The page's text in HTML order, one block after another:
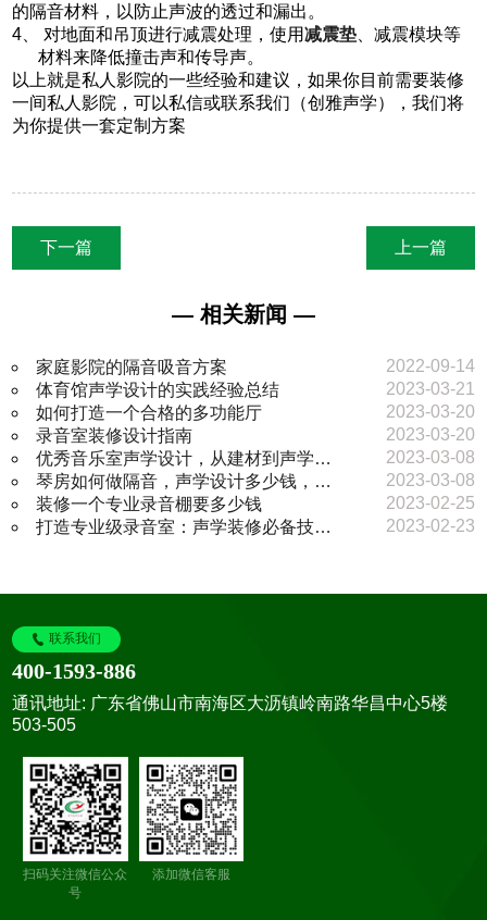
的隔音材料，以防止声波的透过和漏出。
4、 对地面和吊顶进行减震处理，使用减震垫 、减震模块等
材料来降低撞击声和传导声。
以上就是私人影院的一些经验和建议，如果你目前需要装修
一间私人影院，可以私信或联系我们（创雅声学），我们将
为你提供一套定制方案
下一篇 上一篇
— 相关新闻 —
家庭影院的隔音吸音方案
2022-09-14
体育馆声学设计的实践经验总结
2023-03-21
如何打造一个合格的多功能厅
2023-03-20
录音室装修设计指南
2023-03-20
优秀音乐室声学设计，从建材到声学…
2023-03-08
琴房如何做隔音，声学设计多少钱，…
2023-03-08
装修一个专业录音棚要多少钱
2023-02-25
打造专业级录音室：声学装修必备技…
2023-02-23
联系我们
400-1593-886
通讯地址: 广东省佛山市南海区大沥镇岭南路华昌中心5楼
503-505
扫码关注微信公众
号
添加微信客服